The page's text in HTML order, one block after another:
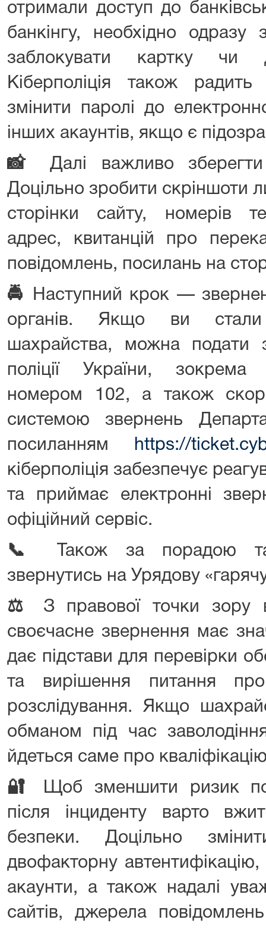
отримали доступ до
банкінгу, необхідно
заблокувати картку чи
Кіберполіція також
змінити паролі до
інших акаунтів, якщо є
📸
Далі важливо
Доцільно зробити скріншоти
сторінки сайту, номерів
адрес, квитанцій про
повідомлень, посилань на
🚔
Наступний крок —
органів. Якщо ви стали
шахрайства, можна подати
поліції України,
номером 102, а також
системою звернень
посиланням
https://
кіберполіція забезпечує
та приймає електронні
офіційний сервіс.
📞
Також за порадою
звернутись на Урядову
⚖️
З правової точки зору
своєчасне звернення має
дає підстави для перевірки
та вирішення питання
розслідування. Якщо
обманом під час
йдеться саме про
🔐
Щоб зменшити ризик
після інциденту варто
безпеки. Доцільно
двофакторну автентифікацію,
акаунти, а також надалі
сайтів, джерела